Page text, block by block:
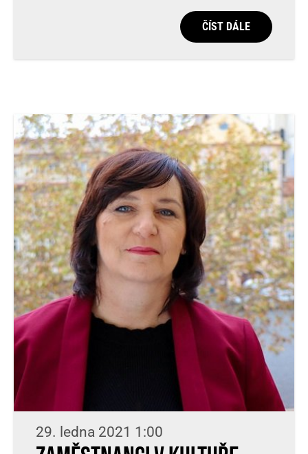
ČÍST DÁLE
29. ledna 2021 1:00